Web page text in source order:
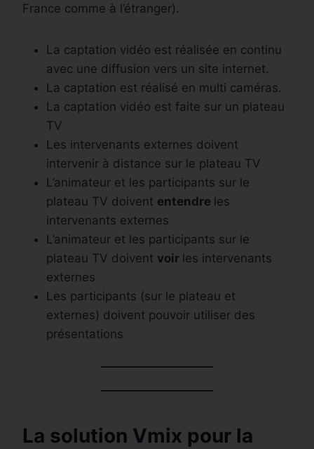
France comme à l’étranger).
La captation vidéo est réalisée en continu
avec une diffusion vers un site internet.
La captation est réalisé en multi caméras.
La captation vidéo est faite sur un plateau
TV
Les intervenants externes doivent
intervenir à distance sur le plateau TV
L’animateur et les participants sur le
plateau TV doivent entendre les
intervenants externes
L’animateur et les participants sur le
plateau TV doivent voir les intervenants
externes
Les participants (sur le plateau et
externes) doivent pouvoir utiliser des
présentations
La solution Vmix pour la